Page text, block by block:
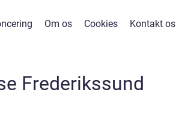
Om os Cookies Kontakt os
Frederikssund